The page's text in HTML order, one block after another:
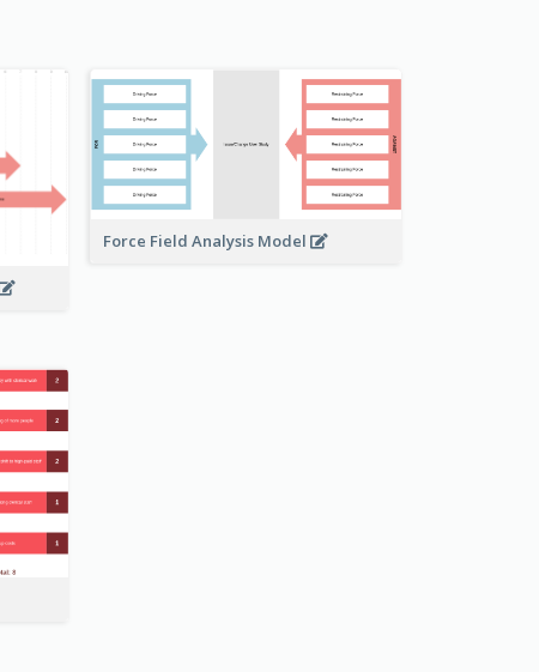
Force Field Analysis Model